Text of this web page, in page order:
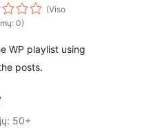
(Viso
0)
WP playlist using
posts.
50+